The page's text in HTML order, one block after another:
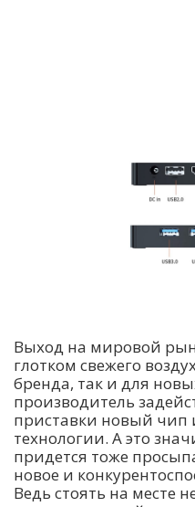
Выход на мировой
глотком свежего
бренда, так и для
производитель
приставки новый чип
технологии. А это
придется тоже
новое и
Ведь стоять на месте